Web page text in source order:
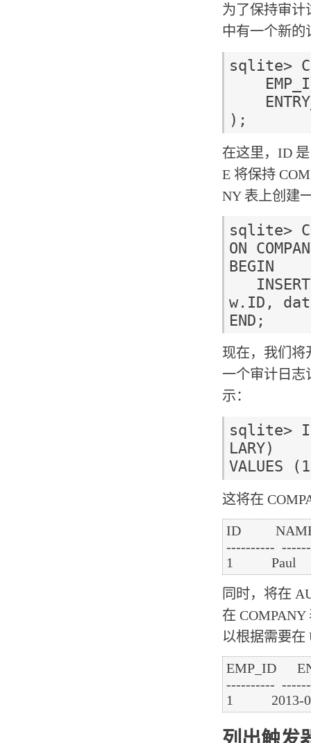
为了保持审计
中有一个新的
sqlite>
在这里，ID
E 将保持
NY 表上创建
sqlite>
ON
BEGIN
w.ID,
现在，我们将
一个审计日志
示：
sqlite>
LARY)
这将在
ID
----------
同时，将在
在
以根据需要在
EMP_ID
----------